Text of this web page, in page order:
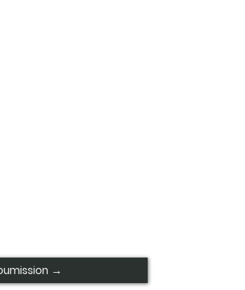
Ajouter à ma soumission →